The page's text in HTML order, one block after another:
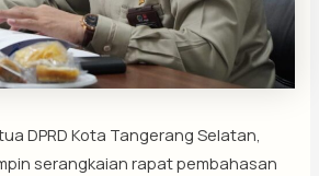
DPRD Kota Tangerang Selatan,
serangkaian rapat pembahasan